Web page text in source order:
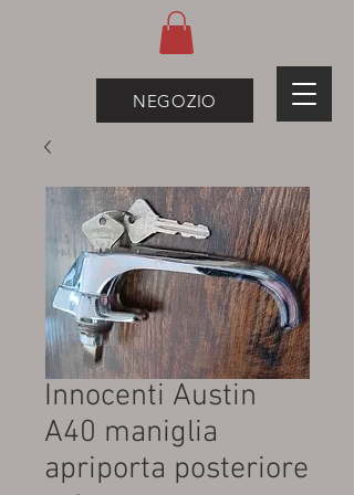
NEGOZIO
Innocenti Austin
A40 maniglia
apriporta posteriore